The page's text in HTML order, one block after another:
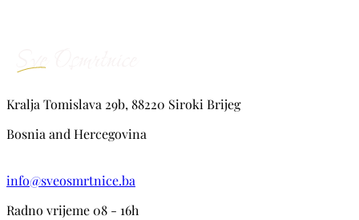
Kralja Tomislava 29b, 88220 Siroki Brijeg
Bosnia and Hercegovina
info@sveosmrtnice.ba
Radno vrijeme 08 - 16h